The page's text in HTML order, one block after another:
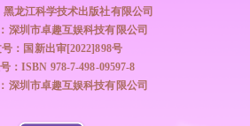
龙江科学技术出版社有限公司
深圳市卓趣互娱科技有限公司
：国新出审[2022]898号
：ISBN 978-7-498-09597-8
深圳市卓趣互娱科技有限公司